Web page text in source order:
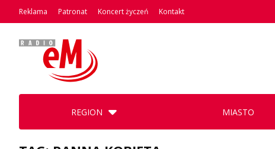
Reklama Patronat Koncert życzeń Kontakt
REGION MIASTO